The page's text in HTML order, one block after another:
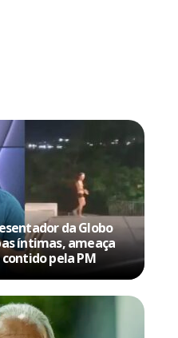
da Globo
íntimas, ameaça
pela PM